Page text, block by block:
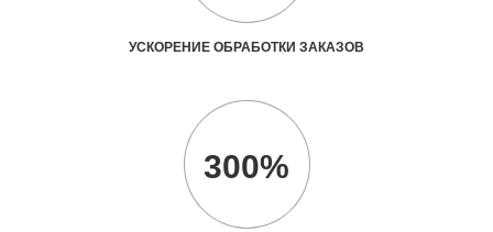
УСКОРЕНИЕ ОБРАБОТКИ ЗАКАЗОВ
300%